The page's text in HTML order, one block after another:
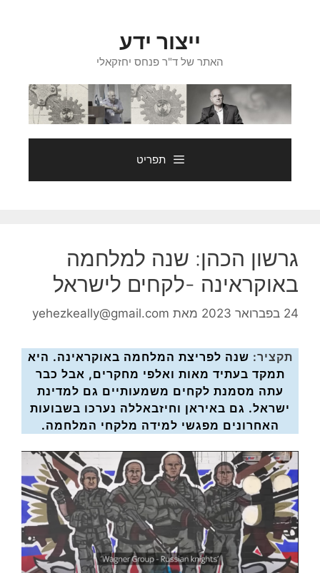
ייצור ידע
האתר של ד"ר פנחס יחזקאלי
תפריט
גרשון הכהן: שנה למלחמה
באוקראינה -לקחים לישראל
24 בפברואר 2023 מאת yehezkeally@gmail.com
תקציר: שנה לפריצת המלחמה באוקראינה. היא
תמקד בעתיד מאות ואלפי מחקרים, אבל כבר
עתה מסמנת לקחים משמעותיים גם למדינת
ישראל. גם באיראן וחיזבאללה נערכו בשבועות
האחרונים מפגשי למידה מלקחי המלחמה.